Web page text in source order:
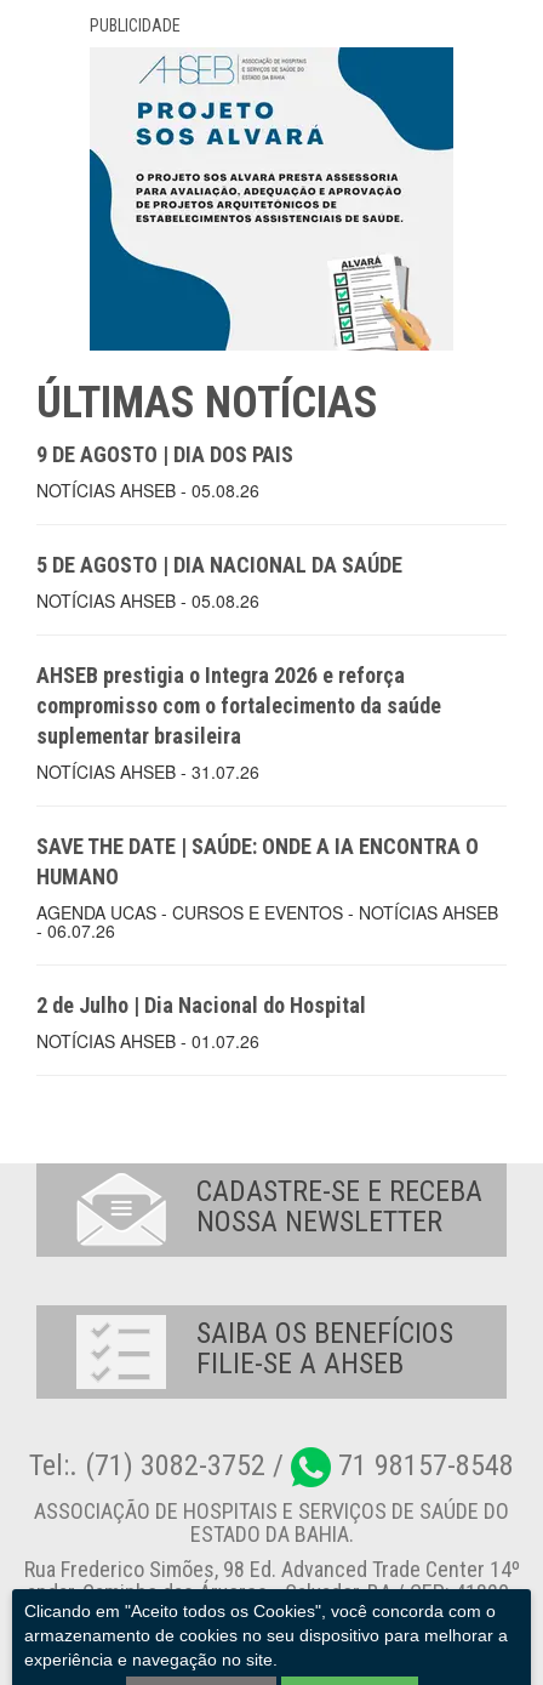
PUBLICIDADE
ÚLTIMAS NOTÍCIAS
9 DE AGOSTO | DIA DOS PAIS
NOTÍCIAS AHSEB - 05.08.26
5 DE AGOSTO | DIA NACIONAL DA SAÚDE
NOTÍCIAS AHSEB - 05.08.26
AHSEB prestigia o Integra 2026 e reforça
compromisso com o fortalecimento da saúde
suplementar brasileira
NOTÍCIAS AHSEB - 31.07.26
SAVE THE DATE | SAÚDE: ONDE A IA ENCONTRA O
HUMANO
AGENDA UCAS - CURSOS E EVENTOS - NOTÍCIAS AHSEB
- 06.07.26
2 de Julho | Dia Nacional do Hospital
NOTÍCIAS AHSEB - 01.07.26
Clicando em "Aceito todos os Cookies", você concorda com o
armazenamento de cookies no seu dispositivo para melhorar a
experiência e navegação no site.
CADASTRE-SE E RECEBA
NOSSA NEWSLETTER
SAIBA OS BENEFÍCIOS
FILIE-SE A AHSEB
Tel:. (71) 3082-3752 / 71 98157-8548
ASSOCIAÇÃO DE HOSPITAIS E SERVIÇOS DE SAÚDE DO
ESTADO DA BAHIA.
Rua Frederico Simões, 98 Ed. Advanced Trade Center 14º
andar, Caminho das Árvores - Salvador-BA / CEP: 41820-
774
Canal de Denúncia